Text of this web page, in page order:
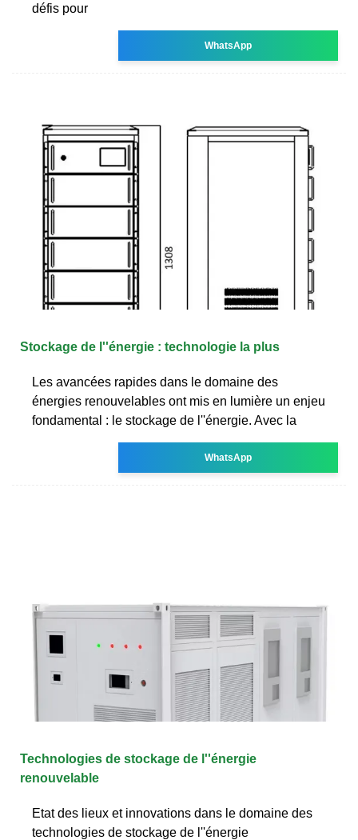
défis pour
WhatsApp
Stockage de l''énergie : technologie la plus
Les avancées rapides dans le domaine des
énergies renouvelables ont mis en lumière un enjeu
fondamental : le stockage de l''énergie. Avec la
WhatsApp
Technologies de stockage de l''énergie
renouvelable
Etat des lieux et innovations dans le domaine des
technologies de stockage de l''énergie